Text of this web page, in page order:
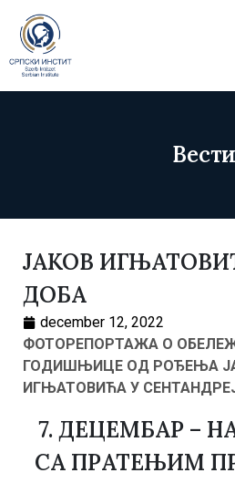
Вести
ЈАКОВ
ДОБА
december 12, 2022
ФОТОРЕПОРТАЖА О
ГОДИШЊИЦЕ ОД РОЂЕЊА
ИГЊАТОВИЋА У
7. ДЕЦЕМБАР –
СА ПРАТЕЊИМ